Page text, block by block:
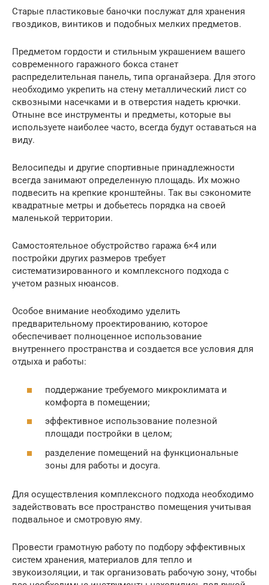
Старые пластиковые баночки послужат для хранения
гвоздиков, винтиков и подобных мелких предметов.
Предметом гордости и стильным украшением вашего
современного гаражного бокса станет
распределительная панель, типа органайзера. Для этого
необходимо укрепить на стену металлический лист со
сквозными насечками и в отверстия надеть крючки.
Отныне все инструменты и предметы, которые вы
используете наиболее часто, всегда будут оставаться на
виду.
Велосипеды и другие спортивные принадлежности
всегда занимают определенную площадь. Их можно
подвесить на крепкие кронштейны. Так вы сэкономите
квадратные метры и добьетесь порядка на своей
маленькой территории.
Самостоятельное обустройство гаража 6×4 или
постройки других размеров требует
систематизированного и комплексного подхода с
учетом разных нюансов.
Особое внимание необходимо уделить
предварительному проектированию, которое
обеспечивает полноценное использование
внутреннего пространства и создается все условия для
отдыха и работы:
поддержание требуемого микроклимата и
комфорта в помещении;
эффективное использование полезной
площади постройки в целом;
разделение помещений на функциональные
зоны для работы и досуга.
Для осуществления комплексного подхода необходимо
задействовать все пространство помещения учитывая
подвальное и смотровую яму.
Провести грамотную работу по подбору эффективных
систем хранения, материалов для тепло и
звукоизоляции, и так организовать рабочую зону, чтобы